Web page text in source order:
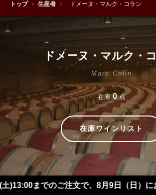
トップ › 生産者 › ドメーヌ・マルク・コラン
ドメーヌ・マルク・
Marc Colin
在庫0点
在庫ワインリスト
文で、8月9日（日）にお届け可能